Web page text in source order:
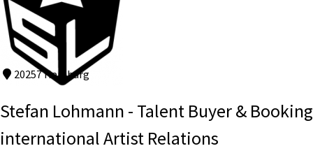
20257 Hamburg
Stefan Lohmann - Talent Buyer & Booking
international Artist Relations